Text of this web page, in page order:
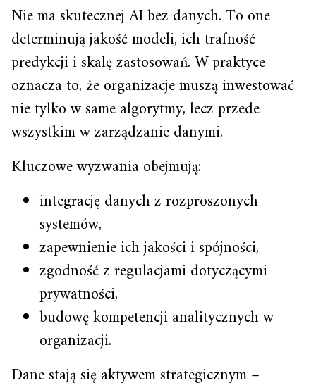
Nie ma skutecznej AI bez danych. To one
determinują jakość modeli, ich trafność
predykcji i skalę zastosowań. W praktyce
oznacza to, że organizacje muszą inwestować
nie tylko w same algorytmy, lecz przede
wszystkim w zarządzanie danymi.
Kluczowe wyzwania obejmują:
integrację danych z rozproszonych
systemów,
zapewnienie ich jakości i spójności,
zgodność z regulacjami dotyczącymi
prywatności,
budowę kompetencji analitycznych w
organizacji.
Dane stają się aktywem strategicznym –